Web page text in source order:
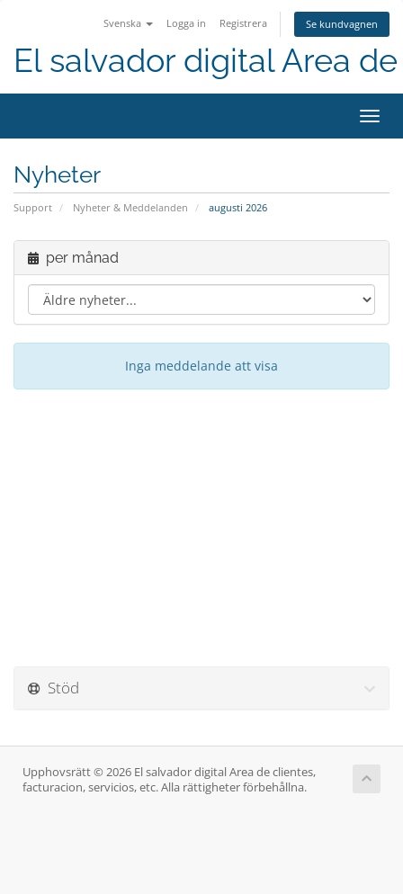
Svenska Logga in Registrera Se kundvagnen
El salvador digital Area
Växla
Nyheter
Support Nyheter & Meddelanden augusti 2026
per månad
Inga meddelande att visa
Stöd
Upphovsrätt © 2026 El salvador digital Area de clientes,
facturacion, servicios, etc. Alla rättigheter förbehållna.